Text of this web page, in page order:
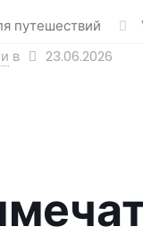
путешествий
в 23.06.2026